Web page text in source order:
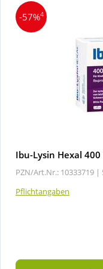
-57%4
Ibu-Lysin Hexal
PZN/Art.Nr.: 10333719 |
Pflichtangaben